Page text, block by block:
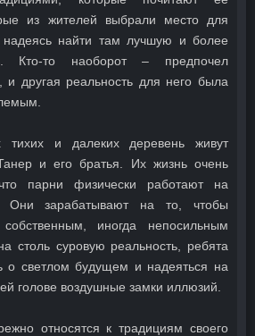
из жителей выбрали место для
надеясь найти там лучшую и более
Кто-то наоборот – предпочел
и другая реальность для него была
и далеких деревень живут
и его братья. Их жизнь очень
парни физически работают на
зарабатывают на то, чтобы
иногда непосильным
столь суровую реальность, ребята
о светлом будущем и надеяться на
голове воздушные замки иллюзий.
относятся к традициям своего